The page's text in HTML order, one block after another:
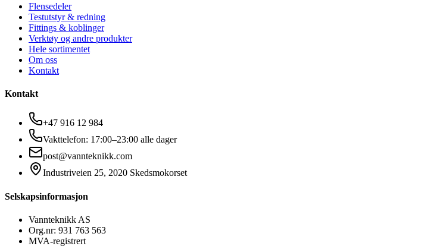
Flensedeler
Testutstyr & redning
Fittings & koblinger
Verktøy og andre produkter
Hele sortimentet
Om oss
Kontakt
Kontakt
+47 916 12 984
Vakttelefon: 17:00–23:00 alle dager
post@vannteknikk.com
Industriveien 25, 2020 Skedsmokorset
Selskapsinformasjon
Vannteknikk AS
Org.nr: 931 763 563
MVA-registrert